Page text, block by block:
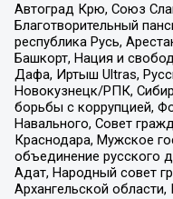
Автоград Крю, Союз
Благотворительный
республика Русь,
Башкорт, Нация и
Дафа, Иртыш Ultras,
Новокузнецк/РПК,
борьбы с коррупцией,
Навального, Совет
Краснодара, Мужское
объединение русского
Адат, Народный совет
Архангельской